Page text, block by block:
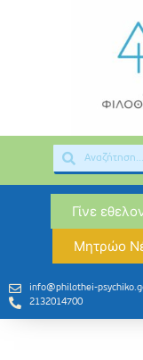
Γίνε
Μητρώο
info@philothei-
2132014700